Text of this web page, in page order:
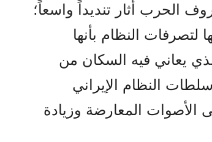
الحرب أثار تنديداً واسعاً؛
النظام بأنها
يعاني فيه السكان من
النظام الإيراني
الأصوات المعارضة وزيادة